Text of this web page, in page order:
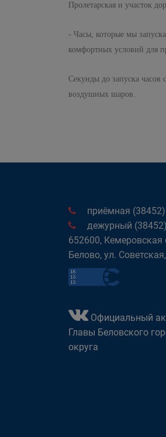
Пролетарская и участок
- Часы, которые мы
комфортных условий для
Секунды до запуска часов
воздушных шаров.
приёмная
дежурный
652600, Кемеровская
Белово, ул.
Официальный
Главы Беловского
округа